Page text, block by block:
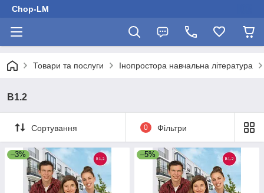
Chop-LM
Товари та послуги Інопростора навчальна література
B1.2
Сортування 0 Фільтри
–3% –5%